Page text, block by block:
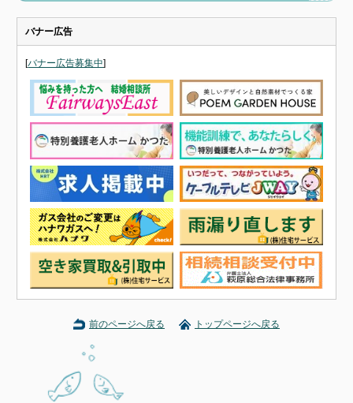
バナー広告
[バナー広告募集中]
前のページへ戻る トップページへ戻る